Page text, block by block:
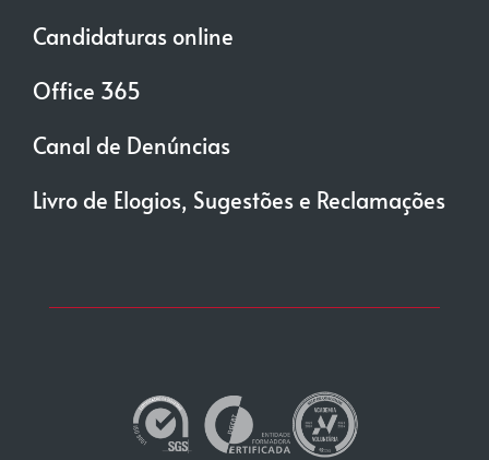
Candidaturas online
Office 365
Canal de Denúncias
Livro de Elogios, Sugestões e Reclamações